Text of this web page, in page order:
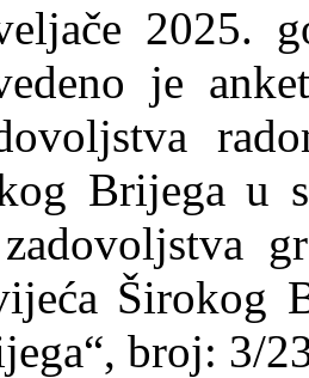
2025.
je
Brijega u
Širokog
broj: 3/